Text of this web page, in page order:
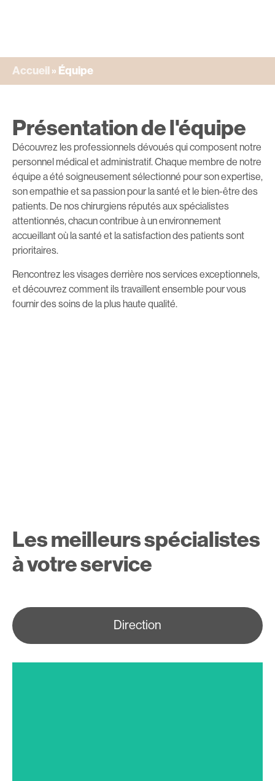
Accueil» Équipe
Présentation de l'équipe
Découvrez les professionnels dévoués qui composent notre
personnel médical et administratif. Chaque membre de notre
équipe a été soigneusement sélectionné pour son expertise,
son empathie et sa passion pour la santé et le bien-être des
patients. De nos chirurgiens réputés aux spécialistes
attentionnés, chacun contribue à un environnement
accueillant où la santé et la satisfaction des patients sont
prioritaires.
Rencontrez les visages derrière nos services exceptionnels,
et découvrez comment ils travaillent ensemble pour vous
fournir des soins de la plus haute qualité.
Les meilleurs spécialistes
à votre service
Direction